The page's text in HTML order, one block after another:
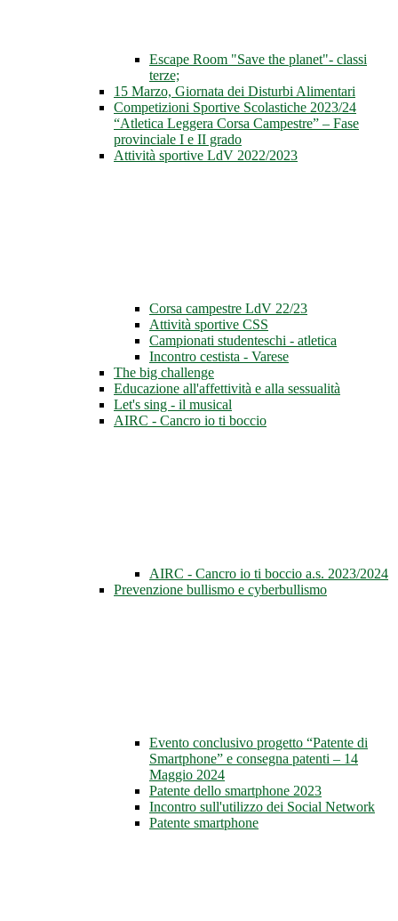
Escape Room "Save the planet"- classi
terze;
15 Marzo, Giornata dei Disturbi Alimentari
Competizioni Sportive Scolastiche 2023/24
“Atletica Leggera Corsa Campestre” – Fase
provinciale I e II grado
Attività sportive LdV 2022/2023
Corsa campestre LdV 22/23
Attività sportive CSS
Campionati studenteschi - atletica
Incontro cestista - Varese
The big challenge
Educazione all'affettività e alla sessualità
Let's sing - il musical
AIRC - Cancro io ti boccio
AIRC - Cancro io ti boccio a.s. 2023/2024
Prevenzione bullismo e cyberbullismo
Evento conclusivo progetto “Patente di
Smartphone” e consegna patenti – 14
Maggio 2024
Patente dello smartphone 2023
Incontro sull'utilizzo dei Social Network
Patente smartphone